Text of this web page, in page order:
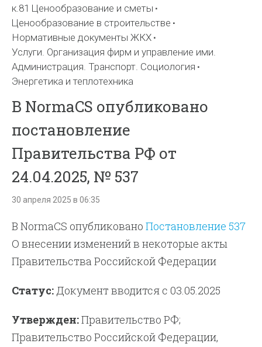
к.81 Ценообразование и сметы
Ценообразование в строительстве
Нормативные документы ЖКХ
Услуги. Организация фирм и управление ими.
Администрация. Транспорт. Социология
Энергетика и теплотехника
В NormaCS опубликовано
постановление
Правительства РФ от
24.04.2025, № 537
30 апреля 2025 в 06:35
В NormaCS опубликованоПостановление 537
О внесении изменений в некоторые акты
Правительства Российской Федерации
Статус: Документ вводится с 03.05.2025
Утвержден:Правительство РФ;
Правительство Российской Федерации,